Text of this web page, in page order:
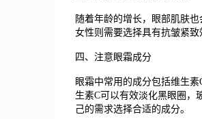
随着年龄的增长，眼部肌肤
女性则需要选择具有抗皱紧
四、注意眼霜成分
眼霜中常用的成分包括维生
生素C可以有效淡化黑眼圈，
己的需求选择合适的成分。